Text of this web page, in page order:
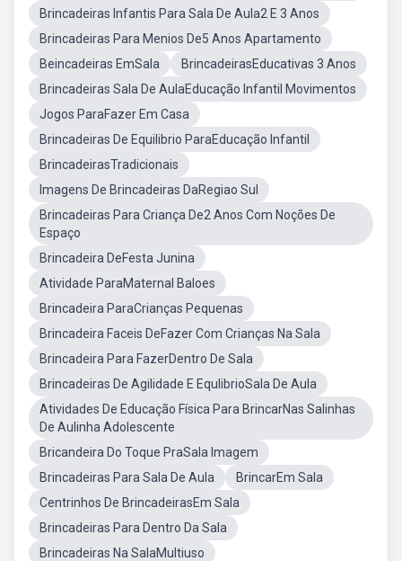
Brincadeiras Infantis Para Sala De Aula2 E 3 Anos
Brincadeiras Para Menios De5 Anos Apartamento
Beincadeiras EmSala
BrincadeirasEducativas 3 Anos
Brincadeiras Sala De AulaEducação Infantil Movimentos
Jogos ParaFazer Em Casa
Brincadeiras De Equilibrio ParaEducação Infantil
BrincadeirasTradicionais
Imagens De Brincadeiras DaRegiao Sul
Brincadeiras Para Criança De2 Anos Com Noções De
Espaço
Brincadeira DeFesta Junina
Atividade ParaMaternal Baloes
Brincadeira ParaCrianças Pequenas
Brincadeira Faceis DeFazer Com Crianças Na Sala
Brincadeira Para FazerDentro De Sala
Brincadeiras De Agilidade E EqulibrioSala De Aula
Atividades De Educação Física Para BrincarNas Salinhas
De Aulinha Adolescente
Bricandeira Do Toque PraSala Imagem
Brincadeiras Para Sala De Aula
BrincarEm Sala
Centrinhos De BrincadeirasEm Sala
Brincadeiras Para Dentro Da Sala
Brincadeiras Na SalaMultiuso